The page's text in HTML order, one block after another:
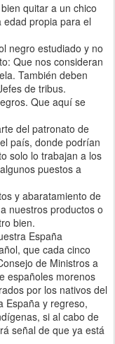
quitar a un chico
propia para el
negro estudiado y no
Que nos consideran
También deben
de tribus.
Que aquí se
del patronato de
país, donde podrían
solo lo trabajan a los
puestos a
y abaratamiento de
nuestros productos o
bien.
España
que cada cinco
de Ministros a
españoles morenos
por los nativos del
España y regreso,
si al cabo de
señal de que ya está